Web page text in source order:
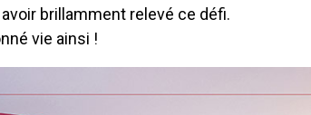
brillamment relevé ce défi.
vie ainsi !